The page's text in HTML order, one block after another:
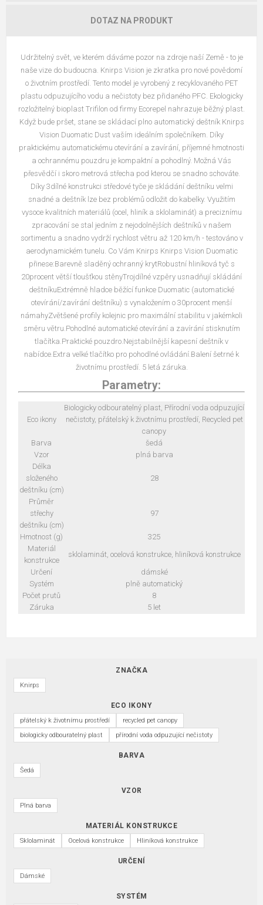
DOTAZ NA PRODUKT
Udržitelný svět, ve kterém dáváme pozor na zdroje naší Země - to je
naše vize do budoucna. Knirps Vision je zkratka pro nové povědomí
o životním prostředí. Tento model je vyrobený z recyklovaného PET
plastu odpuzujícího vodu a nečistoty bez přidaného PFC. Ekologicky
rozložitelný bioplast Trifilon od firmy Ecorepel nahrazuje běžný plast.
Když bude pršet, stane se skládací plno automatický deštník Knirps
Vision Duomatic Dust vaším ideálním společníkem. Díky
praktickému automatickému otevírání a zavírání, příjemné hmotnosti
a ochrannému pouzdru je kompaktní a pohodlný. Možná Vás
přesvědčí i skoro metrová střecha pod kterou se snadno schováte.
Díky 3dílné konstrukci středové tyče je skládání deštníku velmi
snadné a deštník lze bez problémů odložit do kabelky. Využitím
vysoce kvalitních materiálů (ocel, hliník a sklolaminát) a preciznímu
zpracování se stal jedním z nejodolnějších deštníků v našem
sortimentu a snadno vydrží rychlost větru až 120 km/h - testováno v
aerodynamickém tunelu. Co Vám Knirps Knirps Vision Duomatic
přinese:Barevně sladěný ochranný krytRobustní hliníková tyč s
20procent větší tloušťkou stěnyTrojdílné vzpěry usnadňují skládání
deštníkuExtrémně hladce běžící funkce Duomatic (automatické
otevírání/zavírání deštníku) s vynaložením o 30procent menší
námahyZvětšené profily kolejnic pro maximální stabilitu v jakémkoli
směru větru.Pohodlné automatické otevírání a zavírání stisknutím
tlačítka.Praktické pouzdro.Nejstabilnější kapesní deštník v
nabídce.Extra velké tlačítko pro pohodlné ovládání.Balení šetrné k
životnímu prostředí. 5 letá záruka.
Parametry:
Eco ikony
Biologicky odbouratelný plast, Přírodní voda odpuzující
nečistoty, přátelský k životnímu prostředí, Recycled pet
canopy
Barva
šedá
Vzor
plná barva
Délka
složeného
deštníku (cm)
28
Průměr
střechy
deštníku (cm)
97
Hmotnost (g)
325
Materiál
konstrukce
sklolaminát, ocelová konstrukce, hliníková konstrukce
Určení
dámské
Systém
plně automatický
Počet prutů
8
Záruka
5 let
ZNAČKA
Knirps
ECO IKONY
přátelský k životnímu prostředí
recycled pet canopy
biologicky odbouratelný plast
přírodní voda odpuzující nečistoty
BARVA
Šedá
VZOR
Plná barva
MATERIÁL KONSTRUKCE
Sklolaminát Ocelová konstrukce Hliníková konstrukce
URČENÍ
Dámské
SYSTÉM